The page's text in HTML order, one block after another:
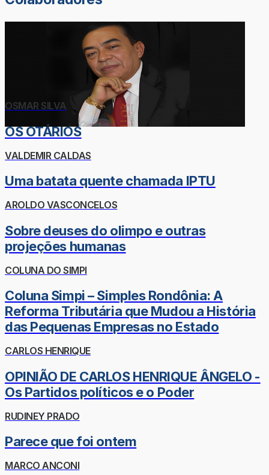
OSMAR SILVA
OS OTÁRIOS
VALDEMIR CALDAS
Uma batata quente chamada IPTU
AROLDO VASCONCELOS
Sobre deuses do olimpo e outras
projeções humanas
COLUNA DO SIMPI
Coluna Simpi – Simples Rondônia: A
Reforma Tributária que Mudou a História
das Pequenas Empresas no Estado
CARLOS HENRIQUE
OPINIÃO DE CARLOS HENRIQUE ÂNGELO -
Os Partidos políticos e o Poder
RUDINEY PRADO
Parece que foi ontem
MARCO ANCONI